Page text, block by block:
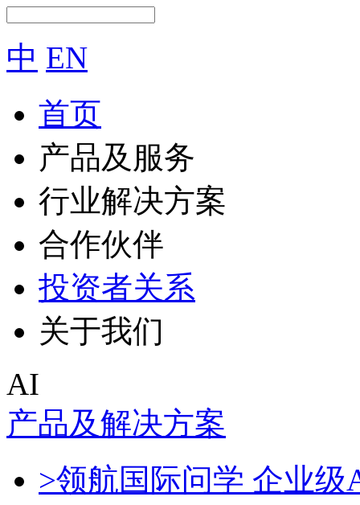
中 EN
首页
产品及服务
行业解决方案
合作伙伴
投资者关系
关于我们
AI
产品及解决方案
>领航国际问学 企业级